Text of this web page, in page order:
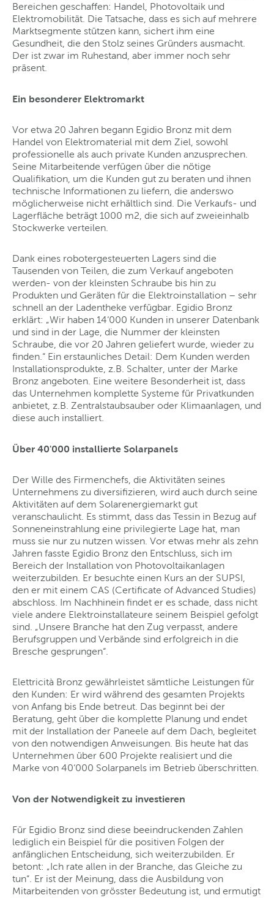
Bereichen geschaffen: Handel, Photovoltaik und
Elektromobilität. Die Tatsache, dass es sich auf mehrere
Marktsegmente stützen kann, sichert ihm eine
Gesundheit, die den Stolz seines Gründers ausmacht.
Der ist zwar im Ruhestand, aber immer noch sehr
präsent.
Ein besonderer Elektromarkt
Vor etwa 20 Jahren begann Egidio Bronz mit dem
Handel von Elektromaterial mit dem Ziel, sowohl
professionelle als auch private Kunden anzusprechen.
Seine Mitarbeitende verfügen über die nötige
Qualifikation, um die Kunden gut zu beraten und ihnen
technische Informationen zu liefern, die anderswo
möglicherweise nicht erhältlich sind. Die Verkaufs- und
Lagerfläche beträgt 1000 m2, die sich auf zweieinhalb
Stockwerke verteilen.
Dank eines robotergesteuerten Lagers sind die
Tausenden von Teilen, die zum Verkauf angeboten
werden- von der kleinsten Schraube bis hin zu
Produkten und Geräten für die Elektroinstallation – sehr
schnell an der Ladentheke verfügbar. Egidio Bronz
erklärt: „Wir haben 14‘000 Kunden in unserer Datenbank
und sind in der Lage, die Nummer der kleinsten
Schraube, die vor 20 Jahren geliefert wurde, wieder zu
finden.“ Ein erstaunliches Detail: Dem Kunden werden
Installationsprodukte, z.B. Schalter, unter der Marke
Bronz angeboten. Eine weitere Besonderheit ist, dass
das Unternehmen komplette Systeme für Privatkunden
anbietet, z.B. Zentralstaubsauber oder Klimaanlagen, und
diese auch installiert.
Über 40'000 installierte Solarpanels
Der Wille des Firmenchefs, die Aktivitäten seines
Unternehmens zu diversifizieren, wird auch durch seine
Aktivitäten auf dem Solarenergiemarkt gut
veranschaulicht. Es stimmt, dass das Tessin in Bezug auf
Sonneneinstrahlung eine privilegierte Lage hat, man
muss sie nur zu nutzen wissen. Vor etwas mehr als zehn
Jahren fasste Egidio Bronz den Entschluss, sich im
Bereich der Installation von Photovoltaikanlagen
weiterzubilden. Er besuchte einen Kurs an der SUPSI,
den er mit einem CAS (Certificate of Advanced Studies)
abschloss. Im Nachhinein findet er es schade, dass nicht
viele andere Elektroinstallateure seinem Beispiel gefolgt
sind. „Unsere Branche hat den Zug verpasst, andere
Berufsgruppen und Verbände sind erfolgreich in die
Bresche gesprungen“.
Elettricità Bronz gewährleistet sämtliche Leistungen für
den Kunden: Er wird während des gesamten Projekts
von Anfang bis Ende betreut. Das beginnt bei der
Beratung, geht über die komplette Planung und endet
mit der Installation der Paneele auf dem Dach, begleitet
von den notwendigen Anweisungen. Bis heute hat das
Unternehmen über 600 Projekte realisiert und die
Marke von 40‘000 Solarpanels im Betrieb überschritten.
Von der Notwendigkeit zu investieren
Für Egidio Bronz sind diese beeindruckenden Zahlen
lediglich ein Beispiel für die positiven Folgen der
anfänglichen Entscheidung, sich weiterzubilden. Er
betont: „Ich rate allen in der Branche, das Gleiche zu
tun“. Er ist der Meinung, dass die Ausbildung von
Mitarbeitenden von grösster Bedeutung ist, und ermutigt